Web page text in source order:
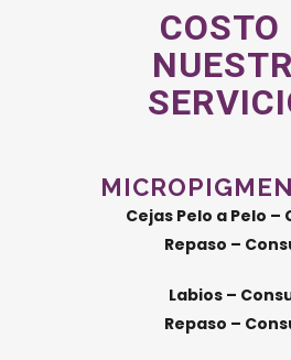
COSTO
Cejas Pelo a Pelo
Repaso –
Labios –
Repaso –